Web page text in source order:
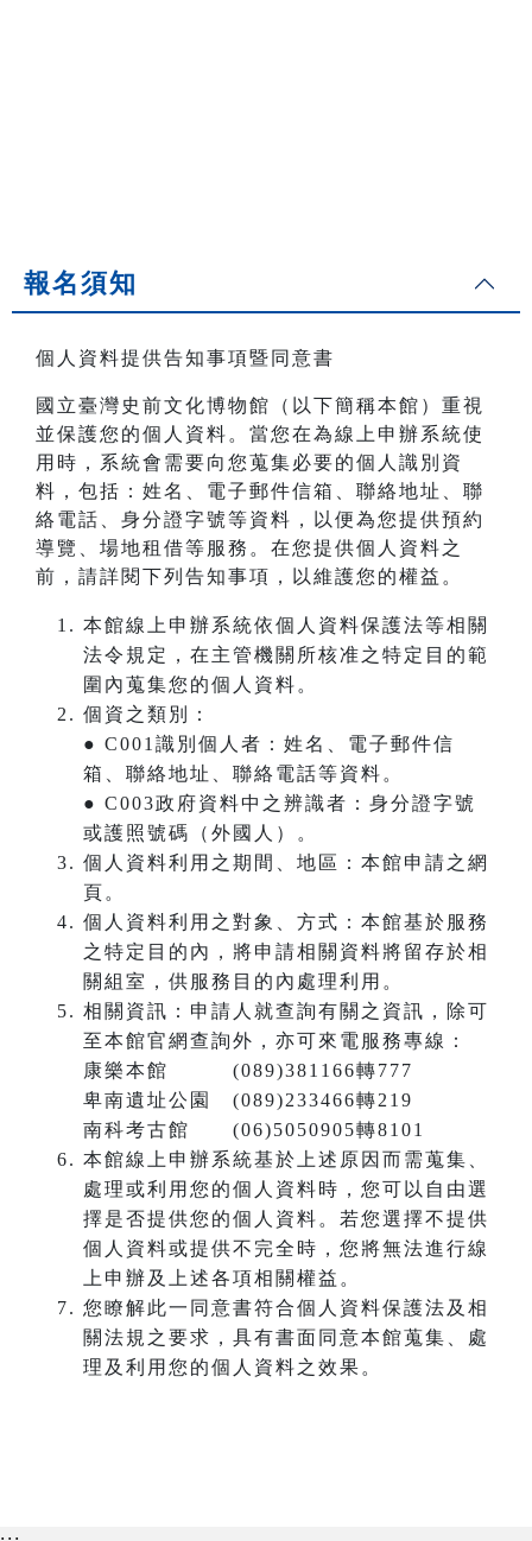
報名須知
個人資料提供告知事項暨同意書
國立臺灣史前文化博物館（以下簡稱本館）重視
並保護您的個人資料。當您在為線上申辦系統使
用時，系統會需要向您蒐集必要的個人識別資
料，包括：姓名、電子郵件信箱、聯絡地址、聯
絡電話、身分證字號等資料，以便為您提供預約
導覽、場地租借等服務。在您提供個人資料之
前，請詳閱下列告知事項，以維護您的權益。
本館線上申辦系統依個人資料保護法等相關
法令規定，在主管機關所核准之特定目的範
圍內蒐集您的個人資料。
個資之類別：
● C001識別個人者：姓名、電子郵件信
箱、聯絡地址、聯絡電話等資料。
● C003政府資料中之辨識者：身分證字號
或護照號碼（外國人）。
個人資料利用之期間、地區：本館申請之網
頁。
個人資料利用之對象、方式：本館基於服務
之特定目的內，將申請相關資料將留存於相
關組室，供服務目的內處理利用。
相關資訊：申請人就查詢有關之資訊，除可
至本館官網查詢外，亦可來電服務專線：
康樂本館 (089)381166轉777
卑南遺址公園 (089)233466轉219
南科考古館 (06)5050905轉8101
本館線上申辦系統基於上述原因而需蒐集、
處理或利用您的個人資料時，您可以自由選
擇是否提供您的個人資料。若您選擇不提供
個人資料或提供不完全時，您將無法進行線
上申辦及上述各項相關權益。
您瞭解此一同意書符合個人資料保護法及相
關法規之要求，具有書面同意本館蒐集、處
理及利用您的個人資料之效果。